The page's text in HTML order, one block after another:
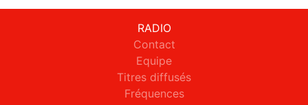
RADIO
Contact
Equipe
Titres diffusés
Fréquences